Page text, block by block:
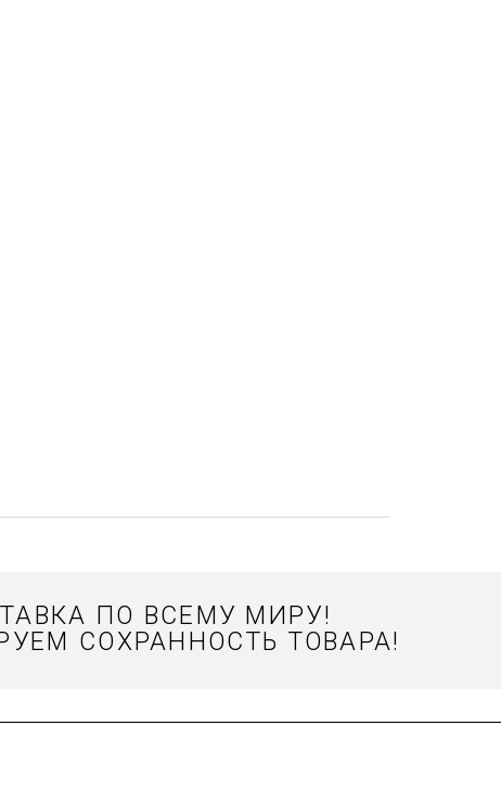
ПО ВСЕМУ МИРУ!
СОХРАННОСТЬ ТОВАРА!